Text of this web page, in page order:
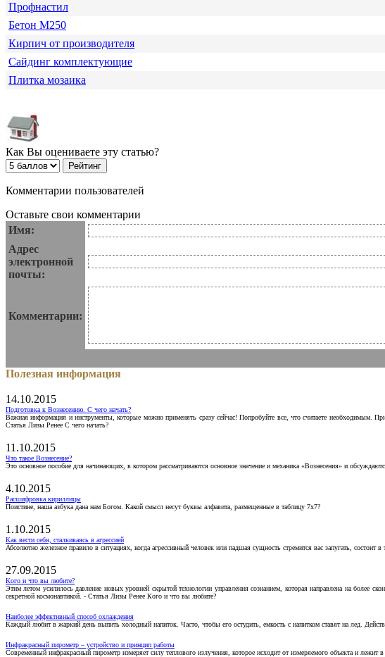
Профнастил
Бетон М250
Кирпич от производителя
Сайдинг комплектующие
Плитка мозаика
Как Вы оцениваете эту статью?
Комментарии пользователей
Оставьте свои комментарии
Имя:
Адрес
электронной
почты:
Комментарии:
Полезная информация
14.10.2015
Подготовка к Вознесению. С чего начать?
Важная информация и инструменты, которые можно применять сразу сейчас! Попробуйте все, что считаете необходимым.
Статья Лизы Ренее С чего начать?
11.10.2015
Что такое Вознесение?
Это основное пособие для начинающих, в котором рассматриваются основное значение и механика «Вознесения» и
4.10.2015
Расшифровка кириллицы
Поистине, наша азбука дана нам Богом. Какой смысл несут буквы алфавита, размещенные в таблицу 7х7?
1.10.2015
Как вести себя, сталкиваясь в агрессией
Абсолютно железное правило в ситуациях, когда агрессивный человек или падшая сущность стремится вас запугать,
27.09.2015
Кого и что вы любите?
Этим летом усилилось давление новых уровней скрытой технологии управления сознанием, которая направлена на более
секретной космонавтикой. - Статья Лизы Ренее Кого и что вы любите?
Наиболее эффективный способ охлаждения
Каждый любит в жаркий день выпить холодный напиток. Часто, чтобы его остудить, емкость с напитком ставят на лед.
Инфракрасный пирометр – устройство и принцип работы
Современный инфракрасный пирометр измеряет силу теплового излучения, которое исходит от измеряемого объекта и лежит